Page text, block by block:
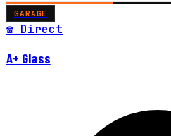
GARAGE
☎ Direct
A+ Glass